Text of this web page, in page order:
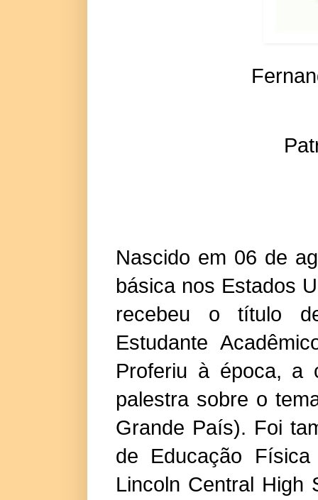
Nascido em 06 de
básica nos Estados
recebeu o título
Estudante
Proferiu à época, a
palestra sobre o
Grande País). Foi
de Educação
Lincoln Central High